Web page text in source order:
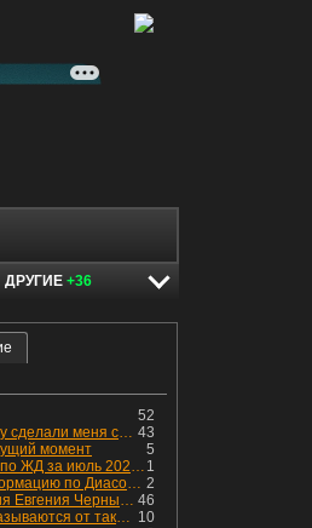
ДРУГИЕ +36
52
43
10 млн р на счету сделали меня счастливым? Ожидание vs Реальность!
5
момент
1
Грузоперевозки по ЖД за июль 2026 г. — четвёртый месяц подряд роста, чёрные металлы на уровне прошлого года, а каменный уголь в плюсе.
2
Обновляем информацию по Диасофту: дивиденды и выкуп
46
Почему стратегия Евгения Черных приведет вас к убыткам в 2026 году
10
Другие цеха отказываются от таких деталей — а мы построили на них производство с оборотом 70 млн